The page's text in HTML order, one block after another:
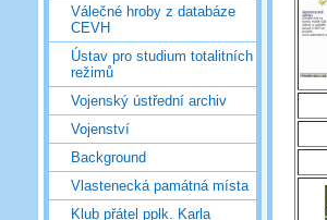
Válečné hroby z databáze
CEVH
Ústav pro studium totalitních
režimů
Vojenský ústřední archiv
Vojenství
Background
Vlastenecká památná místa
Klub přátel pplk. Karla